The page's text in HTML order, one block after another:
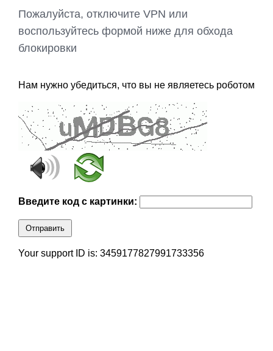
Пожалуйста, отключите VPN или
воспользуйтесь формой ниже для обхода
блокировки
Нам нужно убедиться, что вы не являетесь роботом
Введите код с картинки:
Отправить
Your support ID is: 3459177827991733356